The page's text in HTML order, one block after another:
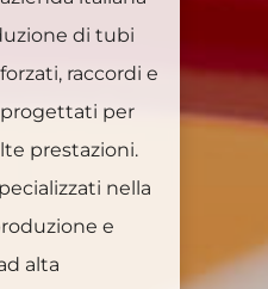
di tubi
raccordi e
per
prestazioni.
nella
e
alta